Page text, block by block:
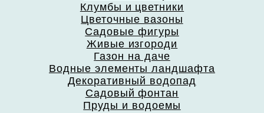
Клумбы и цветники
Цветочные вазоны
Садовые фигуры
Живые изгороди
Газон на даче
Водные элементы ландшафта
Декоративный водопад
Садовый фонтан
Пруды и водоемы